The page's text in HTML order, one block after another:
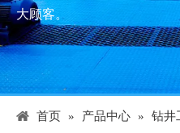
大顾客。
首页 » 产品中心 » 钻井